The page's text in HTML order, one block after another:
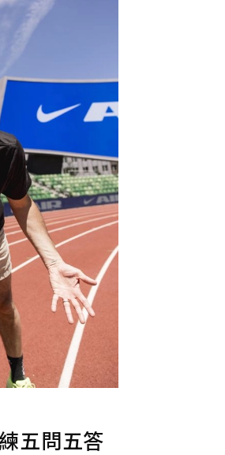
五問五答